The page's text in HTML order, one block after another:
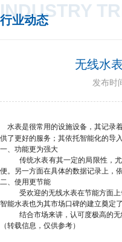
INDUSTRY
行业动态
无线水
发布时
水表是很常用的设施设备，其记录
供了更好的服务；其依托智能化的导
一、功能更为强大
传统水表有其一定的局限性，
便。另一方面在具体的数据记录上，
二、使用更节能
受欢迎的无线水表在节能方面
智能水表也为其市场口碑的建立奠定了
结合市场来讲，认可度极高的
（转载信息，仅供参考）